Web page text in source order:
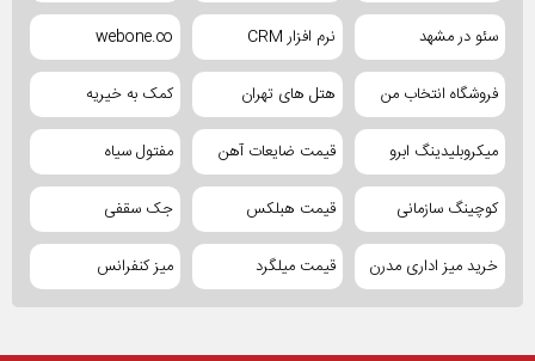
سئو در مشهد نرم افزار CRM webone.co
فروشگاه انتخاب من هتل های تهران کمک به خیریه
میکروبلیدینگ ابرو قیمت ضایعات آهن مفتول سیاه
کوچینگ سازمانی قیمت هبلکس جک سقفی
خرید میز اداری مدرن قیمت میلگرد میز کنفرانس